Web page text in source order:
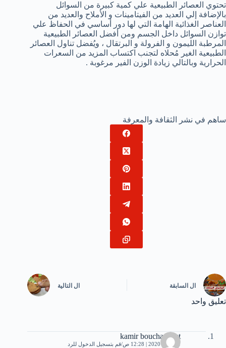
تحتوي العصائر الطبيعية علي كمية كبيرة من السوائل
بالإضافة إلي العديد من الفيتامينات و الأملاح والعديد من
العناصر الغذائية الهامة التي لها دور أساسي في الحفاظ علي
توازن السوائل داخل الجسم ومن أفضل العصائر الطبيعية
المرطبة الليمون و الفرولة و البرتقال ، ويُفضل تناول العصائر
الطبيعية الغير مُحلاه لتجنب اكتساب المزيد من السعرات
الحرارية وبالتالي زيادة الوزن الفير مرغوبة .
ساهم في نشر الثقافة والمعرفة
ال السابقة ال التالية
تعليق واحد
kamir bouchareb st
21 مايو، 2020 | 12:28 ص قم بتسجيل الدخول للرد